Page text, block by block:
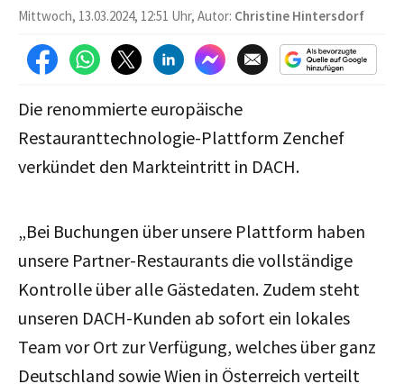
Mittwoch, 13.03.2024, 12:51 Uhr, Autor: Christine Hintersdorf
Die renommierte europäische
Restauranttechnologie-Plattform Zenchef
verkündet den Markteintritt in DACH.
„Bei Buchungen über unsere Plattform haben
unsere Partner-Restaurants die vollständige
Kontrolle über alle Gästedaten. Zudem steht
unseren DACH-Kunden ab sofort ein lokales
Team vor Ort zur Verfügung, welches über ganz
Deutschland sowie Wien in Österreich verteilt